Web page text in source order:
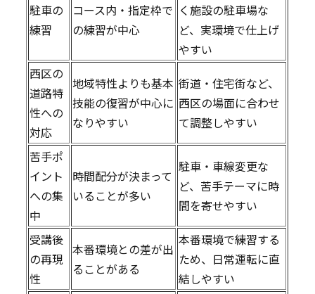
駐車の
練習
コース内・指定枠で
の練習が中心
く施設の駐車場な
ど、実環境で仕上げ
やすい
西区の
道路特
性への
対応
地域特性よりも基本
技能の復習が中心に
なりやすい
街道・住宅街など、
西区の場面に合わせ
て調整しやすい
苦手ポ
イント
への集
中
時間配分が決まって
いることが多い
駐車・車線変更な
ど、苦手テーマに時
間を寄せやすい
受講後
の再現
性
本番環境との差が出
ることがある
本番環境で練習する
ため、日常運転に直
結しやすい